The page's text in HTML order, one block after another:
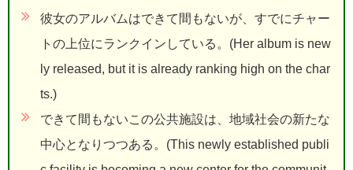
彼女のアルバムはできて間もないが、すでにチャー
トの上位にランクインしている。(Her album is new
ly released, but it is already ranking high on the char
ts.)
できて間もないこの公共施設は、地域社会の新たな
中心となりつつある。(This newly established publi